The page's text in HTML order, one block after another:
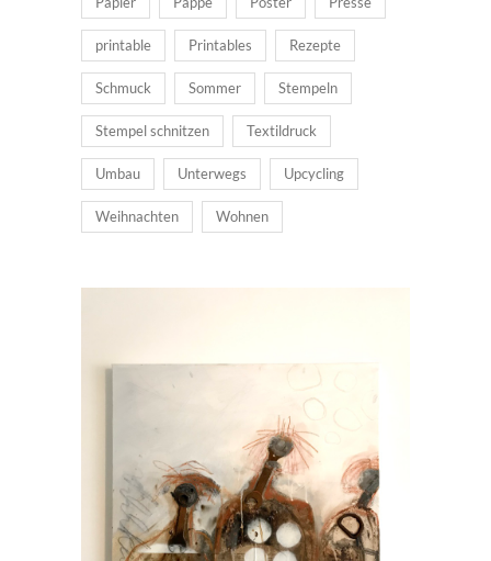
printable Printables Rezepte
Schmuck Sommer Stempeln
Stempel schnitzen Textildruck
Umbau Unterwegs Upcycling
Weihnachten Wohnen